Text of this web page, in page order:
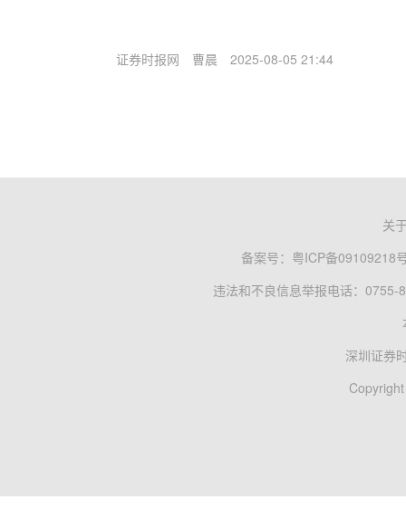
证券时报网 曹晨 2025-08-05 21:44
关
备案号： 粤ICP备09109218
违法和不良信息举报电话：0755-
深圳证券